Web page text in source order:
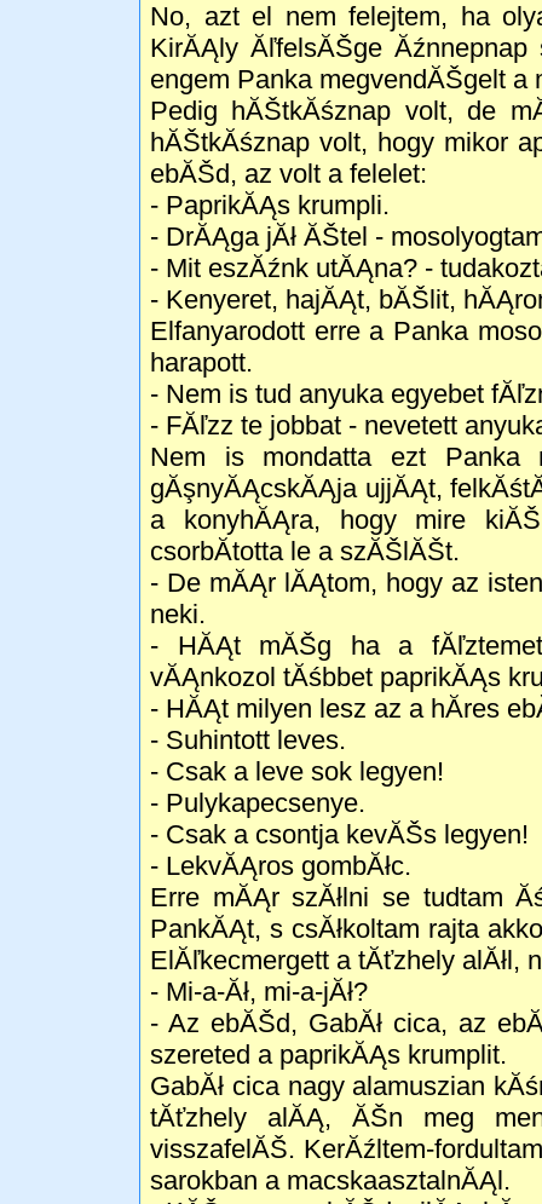
No, azt el nem felejtem, ha
KirĂĄly ĂľfelsĂŠge
engem Panka megvendĂŠgelt a
Pedig hĂŠtkĂśznap volt, de
hĂŠtkĂśznap volt, hogy mikor
ebĂŠd, az volt a felelet:
- PaprikĂĄs krumpli.
- DrĂĄga jĂł ĂŠtel -
- Mit eszĂźnk utĂĄna? -
- Kenyeret, hajĂĄt, bĂŠlit,
Elfanyarodott erre a Panka
harapott.
- Nem is tud anyuka egyebet
- FĂľzz te jobbat - nevetett
Nem is mondatta ezt Panka
gĂşnyĂĄcskĂĄja ujjĂĄt,
a konyhĂĄra, hogy mire
csorbĂ­totta le a szĂŠlĂŠt.
- De mĂĄr lĂĄtom, hogy az
neki.
- HĂĄt mĂŠg ha a
vĂĄnkozol tĂśbbet paprikĂĄs
- HĂĄt milyen lesz az a hĂ­res
- Suhintott leves.
- Csak a leve sok legyen!
- Pulykapecsenye.
- Csak a csontja kevĂŠs legyen!
- LekvĂĄros gombĂłc.
Erre mĂĄr szĂłlni se tudtam
PankĂĄt, s csĂłkoltam rajta
ElĂľkecmergett a tĂťzhely alĂłl,
- Mi-a-Ăł, mi-a-jĂł?
- Az ebĂŠd, GabĂł cica, az
szereted a paprikĂĄs krumplit.
GabĂł cica nagy alamuszian
tĂťzhely alĂĄ, ĂŠn meg
visszafelĂŠ. KerĂźltem-
sarokban a macskaasztalnĂĄl.